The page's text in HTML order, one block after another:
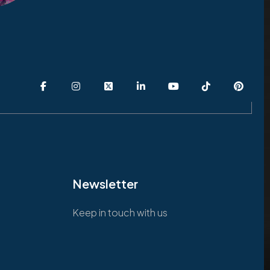
Newsletter
Keep in touch with us